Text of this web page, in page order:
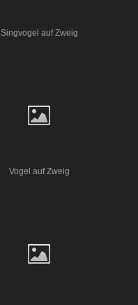
Singvogel auf Zweig
Vogel auf Zweig